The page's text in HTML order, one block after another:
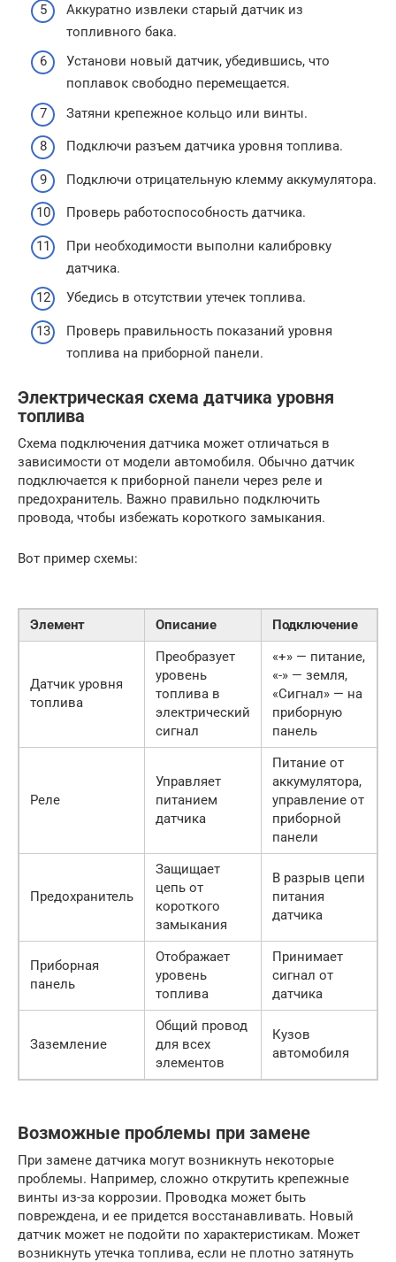
Аккуратно извлеки старый датчик из
топливного бака.
Установи новый датчик, убедившись, что
поплавок свободно перемещается.
Затяни крепежное кольцо или винты.
Подключи разъем датчика уровня топлива.
Подключи отрицательную клемму аккумулятора.
Проверь работоспособность датчика.
При необходимости выполни калибровку
датчика.
Убедись в отсутствии утечек топлива.
Проверь правильность показаний уровня
топлива на приборной панели.
Электрическая схема датчика уровня
топлива
Схема подключения датчика может отличаться в
зависимости от модели автомобиля. Обычно датчик
подключается к приборной панели через реле и
предохранитель. Важно правильно подключить
провода, чтобы избежать короткого замыкания.
Вот пример схемы:
Элемент Описание Подключение
Датчик уровня
топлива
Преобразует
уровень
топлива в
электрический
сигнал
«+» — питание,
«-» — земля,
«Сигнал» — на
приборную
панель
Реле
Управляет
питанием
датчика
Питание от
аккумулятора,
управление от
приборной
панели
Предохранитель
Защищает
цепь от
короткого
замыкания
В разрыв цепи
питания
датчика
Приборная
панель
Отображает
уровень
топлива
Принимает
сигнал от
датчика
Заземление
Общий провод
для всех
элементов
Кузов
автомобиля
Возможные проблемы при замене
При замене датчика могут возникнуть некоторые
проблемы. Например, сложно открутить крепежные
винты из-за коррозии. Проводка может быть
повреждена, и ее придется восстанавливать. Новый
датчик может не подойти по характеристикам. Может
возникнуть утечка топлива, если не плотно затянуть